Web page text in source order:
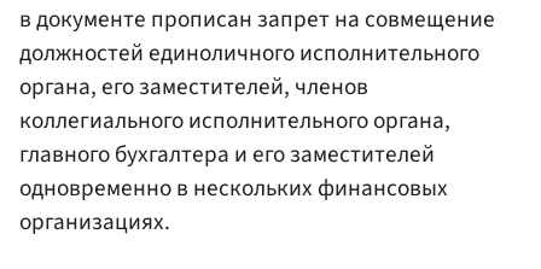
в документе прописан запрет на совмещение
должностей единоличного исполнительного
органа, его заместителей, членов
коллегиального исполнительного органа,
главного бухгалтера и его заместителей
одновременно в нескольких финансовых
организациях.